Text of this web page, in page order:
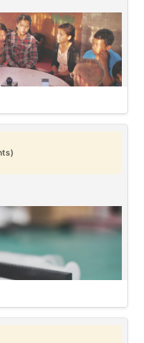
원활하게 진행될 수 있도록 하
농업(스마트팜) 프로젝트 매니
한 배경의 이해관계자과 소통
니다. 예를 들면 노션 (Notion),
니다. 이러한 툴들은 앱이나
리하고 시각화를 해서 프로젝
시킵니다.
프로젝트를 진행 및 관리하는
는 중요한 요소 중에 하나입니
프로젝트에 관련된 사항들에
있으며 커뮤니티를 통한 다양한
) 커뮤니티와 B2C(기업 대 소
젝트 매니저는 각 커뮤니티의
행시에 프로젝트를 지원할 수
것입니다.